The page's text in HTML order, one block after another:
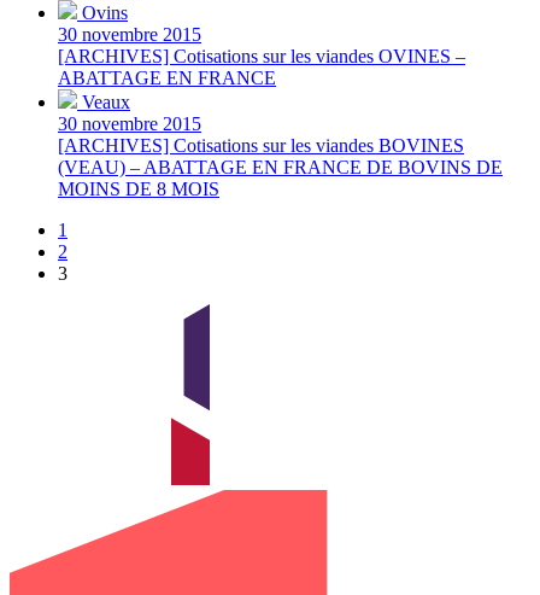
Ovins
30 novembre 2015
[ARCHIVES] Cotisations sur les viandes OVINES –
ABATTAGE EN FRANCE
Veaux
30 novembre 2015
[ARCHIVES] Cotisations sur les viandes BOVINES
(VEAU) – ABATTAGE EN FRANCE DE BOVINS DE
MOINS DE 8 MOIS
1
2
3